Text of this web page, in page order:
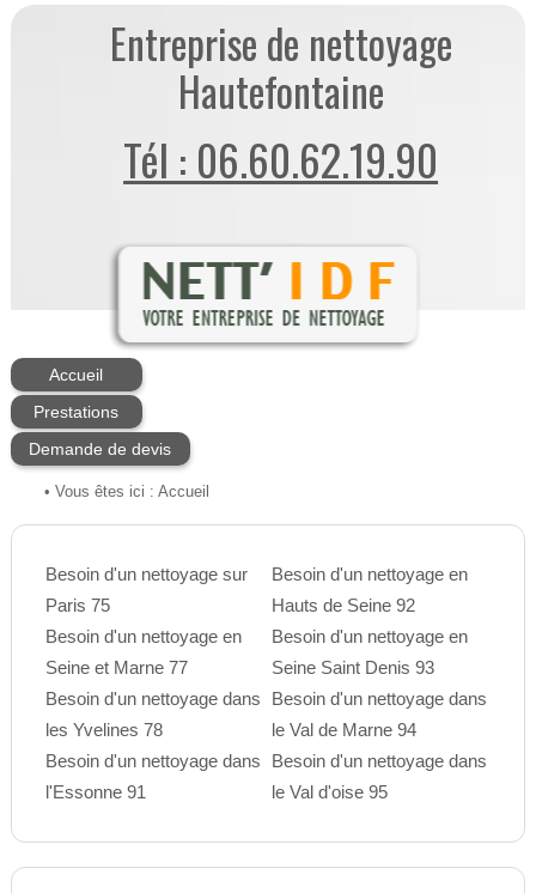
Entreprise de nettoyage
Hautefontaine
Tél : 06.60.62.19.90
Accueil
Prestations
Demande de devis
• Vous êtes ici : Accueil
Besoin d'un nettoyage sur
Paris 75
Besoin d'un nettoyage en
Seine et Marne 77
Besoin d'un nettoyage dans
les Yvelines 78
Besoin d'un nettoyage dans
l'Essonne 91
Besoin d'un nettoyage en
Hauts de Seine 92
Besoin d'un nettoyage en
Seine Saint Denis 93
Besoin d'un nettoyage dans
le Val de Marne 94
Besoin d'un nettoyage dans
le Val d'oise 95